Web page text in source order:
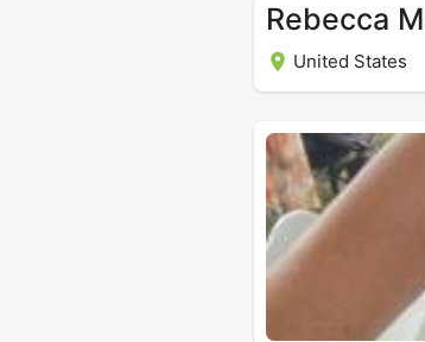
Rebecca
United States